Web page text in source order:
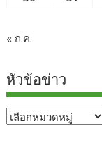
« ก.ค.
หัวข้อข่าว
หัวข้อ